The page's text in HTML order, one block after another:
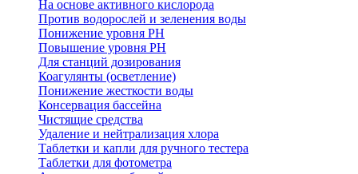
На основе активного кислорода
Против водорослей и зеленения воды
Понижение уровня РН
Повышение уровня РН
Для станций дозирования
Коагулянты (осветление)
Понижение жесткости воды
Консервация бассейна
Чистящие средства
Удаление и нейтрализация хлора
Таблетки и капли для ручного тестера
Таблетки для фотометра